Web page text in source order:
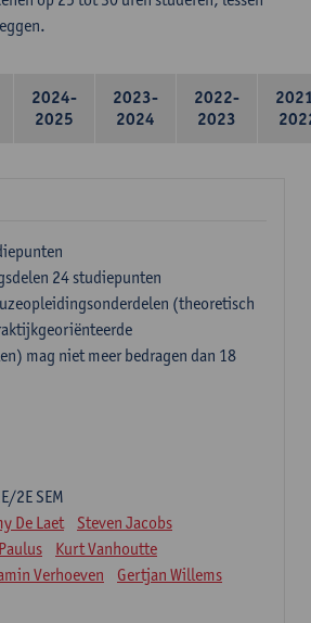
2024-
2025
2023-
2024
2022-
2023
24 studiepunten
(theoretisch
mag niet meer bedragen dan 18
2E SEM
De Laet
Steven Jacobs
Kurt Vanhoutte
Verhoeven
Gertjan Willems